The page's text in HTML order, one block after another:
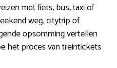
met fiets, bus, taxi of
weg, citytrip of
opsomming vertellen
het proces van treintickets